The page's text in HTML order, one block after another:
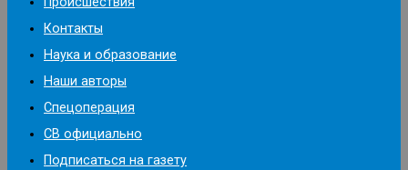
Контакты
Наука и образование
Наши авторы
Спецоперация
СВ официально
Подписаться на газету